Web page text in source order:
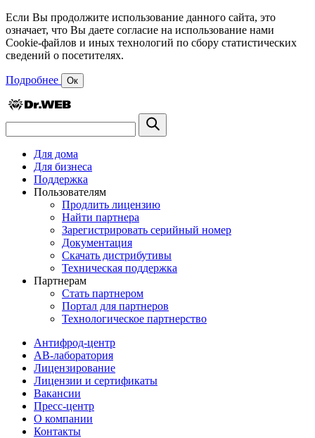
Если Вы продолжите использование данного сайта, это
означает, что Вы даете согласие на использование нами
Cookie-файлов и иных технологий по сбору статистических
сведений о посетителях.
Подробнее Ок
Для дома
Для бизнеса
Поддержка
Пользователям
Продлить лицензию
Найти партнера
Зарегистрировать серийный номер
Документация
Скачать дистрибутивы
Техническая поддержка
Партнерам
Стать партнером
Портал для партнеров
Технологическое партнерство
Антифрод-центр
АВ-лаборатория
Лицензирование
Лицензии и сертификаты
Вакансии
Пресс-центр
О компании
Контакты